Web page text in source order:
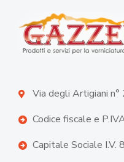
Via degli Artigiani
Codice fiscale e
Capitale Sociale I.V.